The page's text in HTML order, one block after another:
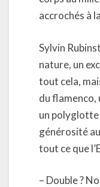
accrochés à
Sylvin
nature, un
tout cela,
du flamenco,
un
générosité
tout ce que
– Double ?